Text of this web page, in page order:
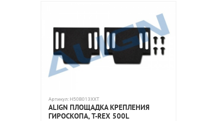
Артикул: H50B013XXT
ALIGN ПЛОЩАДКА КРЕПЛЕНИЯ
ГИРОСКОПА, T-REX 500L